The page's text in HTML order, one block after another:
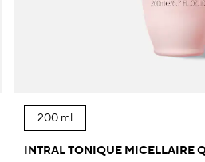
200 ml
INTRAL TONIQUE MICELLAIRE